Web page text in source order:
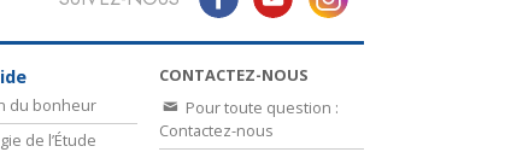
du bonheur
de l’Étude
CONTACTEZ-NOUS
Pour toute question :
Contactez-nous